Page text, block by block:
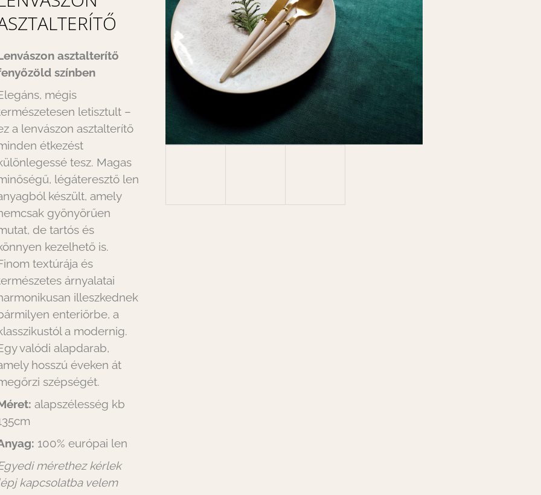
asztalterítő
színben
mégis
letisztult –
a lenvászon asztalterítő
étkezést
tesz. Magas
légáteresztő len
készült, amely
gyönyörűen
de tartós és
kezelhető is.
textúrája és
árnyalatai
illeszkednek
enteriőrbe, a
a modernig.
valódi alapdarab,
hosszú éveken át
szépségét.
alapszélesség kb
100% európai len
mérethez kérlek
kapcsolatba velem